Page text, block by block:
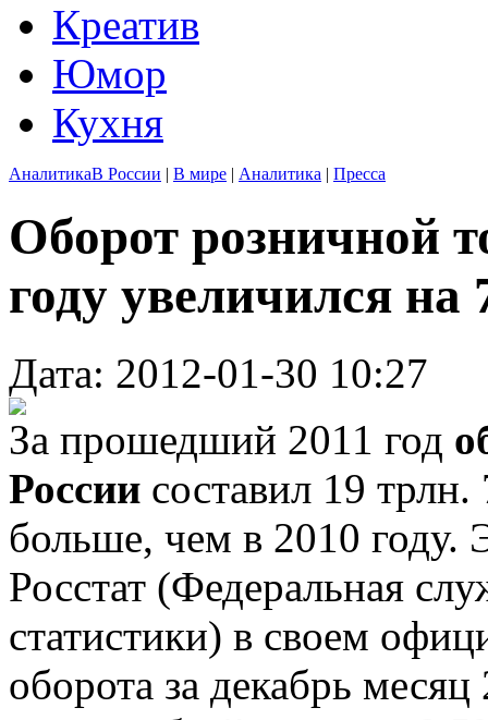
Креатив
Юмор
Кухня
АналитикаВ России | В мире | Аналитика | Пресса
Оборот розничной
году увеличился на
Дата: 2012-01-30 10:27
За прошедший 2011 год
России составил 19
больше, чем в 2010 году.
Росстат (Федеральная
статистики) в своем
оборота за декабрь